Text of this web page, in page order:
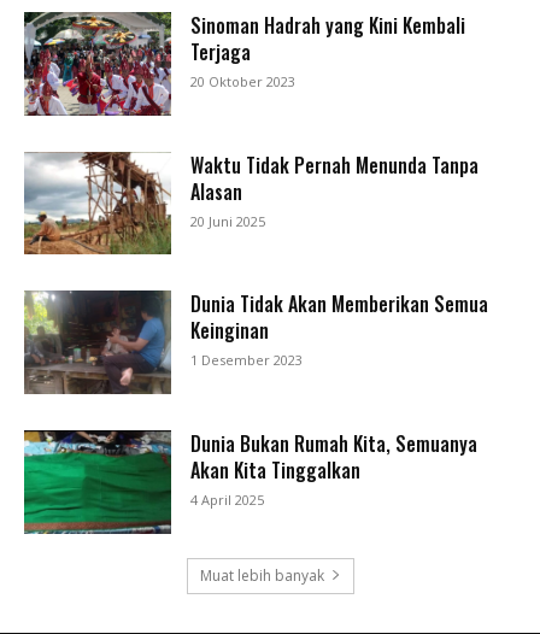
Sinoman Hadrah yang Kini Kembali
Terjaga
20 Oktober 2023
Waktu Tidak Pernah Menunda Tanpa
Alasan
20 Juni 2025
Dunia Tidak Akan Memberikan Semua
Keinginan
1 Desember 2023
Dunia Bukan Rumah Kita, Semuanya
Akan Kita Tinggalkan
4 April 2025
Muat lebih banyak